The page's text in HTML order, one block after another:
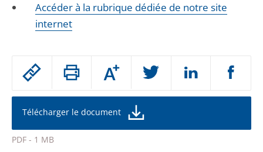
Passer
partage
de
l'article
pour
Augmenter
ou
la
de
police
Télécharger le document
PDF - 1 MB
Accéder à la rubrique dédiée de notre site
internet